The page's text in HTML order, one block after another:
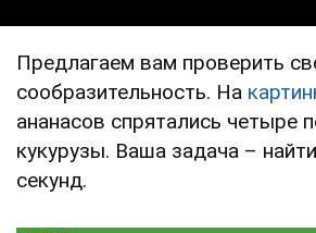
Предлагаем вам проверить
сообразительность. На
ананасов спрятались четыре
кукурузы. Ваша задача –
секунд.